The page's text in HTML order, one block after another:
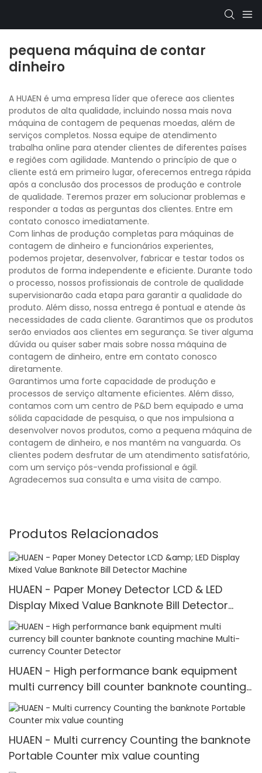
pequena máquina de contar
dinheiro
A HUAEN é uma empresa líder que oferece aos clientes
produtos de alta qualidade, incluindo nossa mais nova
máquina de contagem de pequenas moedas, além de
serviços completos. Nossa equipe de atendimento
trabalha online para atender clientes de diferentes países
e regiões com agilidade. Mantendo o princípio de que o
cliente está em primeiro lugar, oferecemos entrega rápida
após a conclusão dos processos de produção e controle
de qualidade. Teremos prazer em solucionar problemas e
responder a todas as perguntas dos clientes. Entre em
contato conosco imediatamente.
Com linhas de produção completas para máquinas de
contagem de dinheiro e funcionários experientes,
podemos projetar, desenvolver, fabricar e testar todos os
produtos de forma independente e eficiente. Durante todo
o processo, nossos profissionais de controle de qualidade
supervisionarão cada etapa para garantir a qualidade do
produto. Além disso, nossa entrega é pontual e atende às
necessidades de cada cliente. Garantimos que os produtos
serão enviados aos clientes em segurança. Se tiver alguma
dúvida ou quiser saber mais sobre nossa máquina de
contagem de dinheiro, entre em contato conosco
diretamente.
Garantimos uma forte capacidade de produção e
processos de serviço altamente eficientes. Além disso,
contamos com um centro de P&D bem equipado e uma
sólida capacidade de pesquisa, o que nos impulsiona a
desenvolver novos produtos, como a pequena máquina de
contagem de dinheiro, e nos mantém na vanguarda. Os
clientes podem desfrutar de um atendimento satisfatório,
com um serviço pós-venda profissional e ágil.
Agradecemos sua consulta e uma visita de campo.
Produtos Relacionados
HUAEN - Paper Money Detector LCD & LED
Display Mixed Value Banknote Bill Detector
Machine
HUAEN - High performance bank equipment
multi currency bill counter banknote counting
machine Multi-currency Counter <000000>
Detector
HUAEN - Multi currency Counting the banknote
Portable Counter mix value counting